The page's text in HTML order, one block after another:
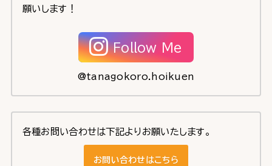
願いします！
Follow Me
@tanagokoro.hoikuen
各種お問い合わせは下記よりお願いたします。
お問い合わせはこちら